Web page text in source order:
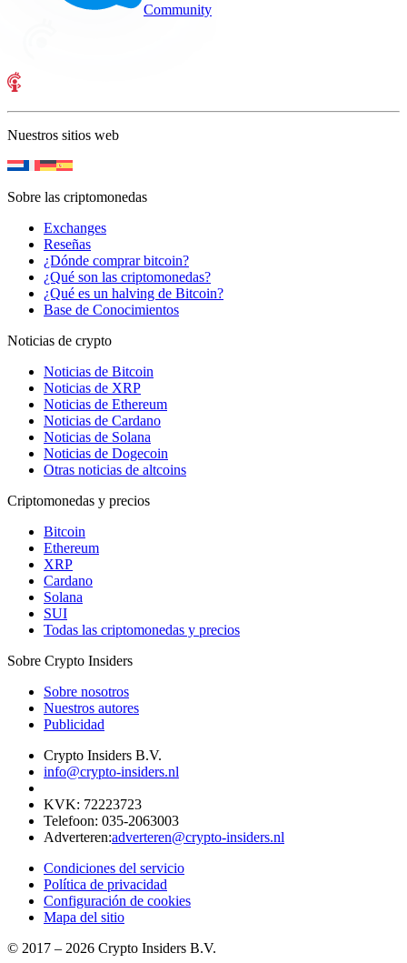
Community
Nuestros sitios web
Sobre las criptomonedas
Exchanges
Reseñas
¿Dónde comprar bitcoin?
¿Qué son las criptomonedas?
¿Qué es un halving de Bitcoin?
Base de Conocimientos
Noticias de crypto
Noticias de Bitcoin
Noticias de XRP
Noticias de Ethereum
Noticias de Cardano
Noticias de Solana
Noticias de Dogecoin
Otras noticias de altcoins
Criptomonedas y precios
Bitcoin
Ethereum
XRP
Cardano
Solana
SUI
Todas las criptomonedas y precios
Sobre Crypto Insiders
Sobre nosotros
Nuestros autores
Publicidad
Crypto Insiders B.V.
info@crypto-insiders.nl
KVK: 72223723
Telefoon: 035-2063003
Adverteren:adverteren@crypto-insiders.nl
Condiciones del servicio
Política de privacidad
Configuración de cookies
Mapa del sitio
© 2017 – 2026 Crypto Insiders B.V.